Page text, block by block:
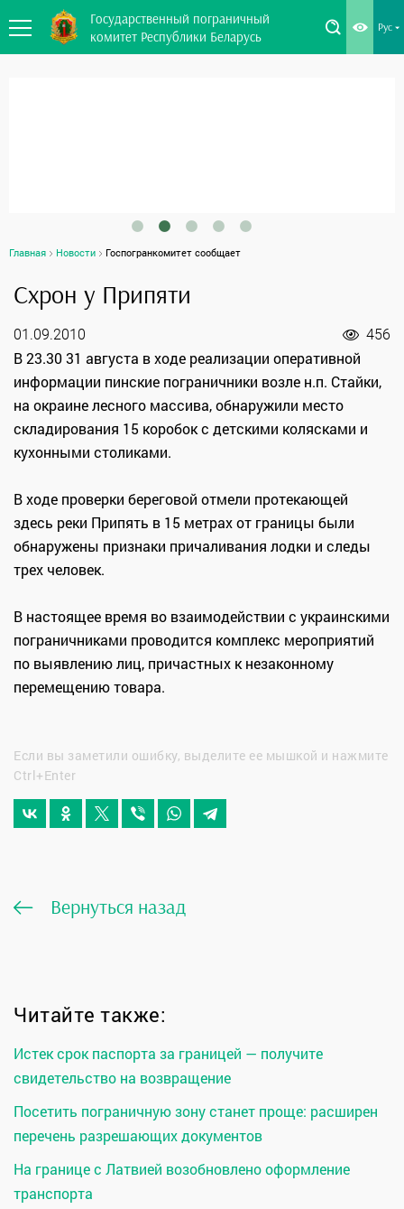
Государственный пограничный
комитет Республики Беларусь
Рус
Главная Новости Госпогранкомитет сообщает
Схрон у Припяти
01.09.2010 456
В 23.30 31 августа в ходе реализации оперативной
информации пинские пограничники возле н.п. Стайки,
на окраине лесного массива, обнаружили место
складирования 15 коробок с детскими колясками и
кухонными столиками.
В ходе проверки береговой отмели протекающей
здесь реки Припять в 15 метрах от границы были
обнаружены признаки причаливания лодки и следы
трех человек.
В настоящее время во взаимодействии с украинскими
пограничниками проводится комплекс мероприятий
по выявлению лиц, причастных к незаконному
перемещению товара.
Если вы заметили ошибку, выделите ее мышкой и нажмите
Ctrl+Enter
Вернуться назад
Читайте также:
Истек срок паспорта за границей — получите
свидетельство на возвращение
Посетить пограничную зону станет проще: расширен
перечень разрешающих документов
На границе с Латвией возобновлено оформление
транспорта